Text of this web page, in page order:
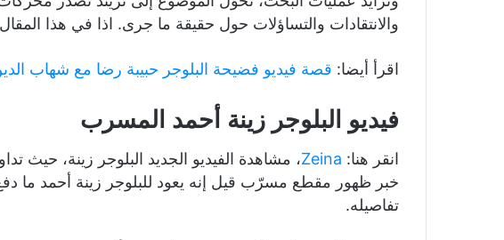
والانتقادات والتساؤلات حول حقيقة ما جرى. اذا في هذا
اقرأ أيضا: قصة فيديو فضيحة البلوجر حبيبة رضا مع شهاب
فيديو البلوجر زينة أحمد المسرب
انقر هنا: Zeina، مشاهدة الفيديو الجديد البلوجر زينة،
خبر ظهور مقطع مسرّب قيل إنه يعود للبلوجر زينة أحمد ما
تفاصيله.